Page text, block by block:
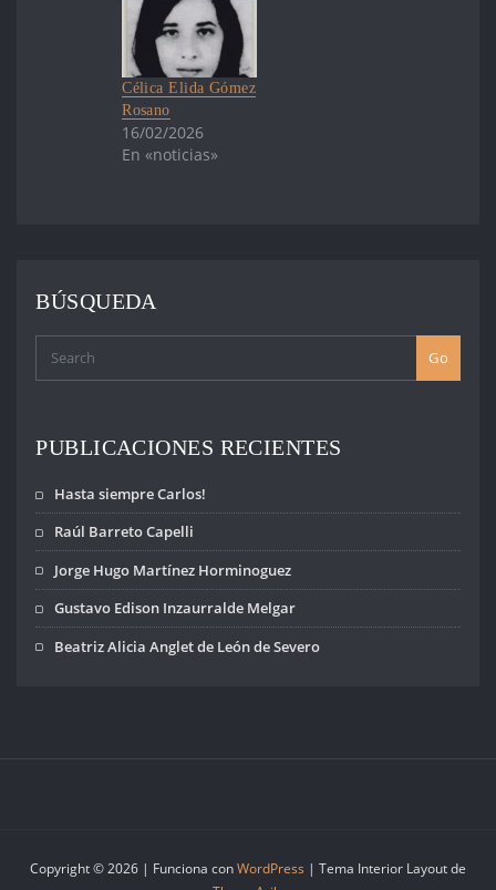
Célica Elida Gómez
Rosano
16/02/2026
En «noticias»
BÚSQUEDA
Go
PUBLICACIONES RECIENTES
Hasta siempre Carlos!
Raúl Barreto Capelli
Jorge Hugo Martínez Horminoguez
Gustavo Edison Inzaurralde Melgar
Beatriz Alicia Anglet de León de Severo
Copyright © 2026 | Funciona conWordPress | Tema Interior Layout de